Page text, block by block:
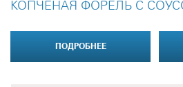
КОПЧЕНАЯ ФОРЕЛЬ С
ПОДРОБНЕЕ